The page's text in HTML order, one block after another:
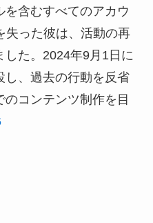
含むすべてのアカウ
失った彼は、活動の再
した。2024年9月1日に
し、過去の行動を反省
コンテンツ制作を目